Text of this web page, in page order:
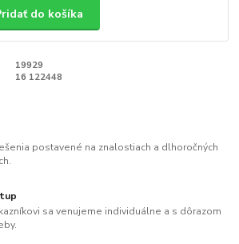
do košíka
19929
16 122448
postavené na znalostiach a dlhoročných
sa venujeme individuálne a s dôrazom